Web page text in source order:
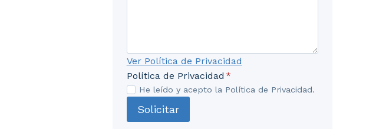
Ver Política de Privacidad
Política de Privacidad *
He leído y acepto la Política de Privacidad.
Solicitar